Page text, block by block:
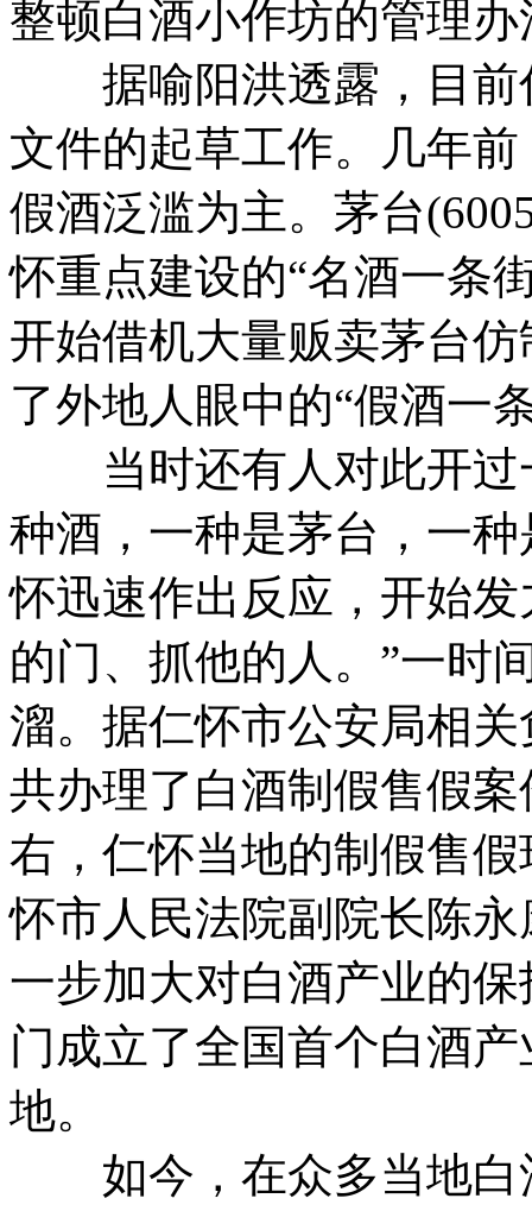
整顿白酒小作坊的管理办
据喻阳洪透露，目前
文件的起草工作。
几年
假酒泛滥为主。 茅台
怀重点建设的“名酒一条
开始借机大量贩卖茅台
了外地人眼中的“假酒一
当时还有人对此开过
种酒，一种是茅台，一种
怀迅速作出反应，开始
的门、抓他的人。”一时
溜。 据仁怀市公安局相
共办理了白酒制假售假
右，仁怀当地的制假售
怀市人民法院副院长陈
一步加大对白酒产业的
门成立了全国首个白酒
地。
如今，在众多当地白